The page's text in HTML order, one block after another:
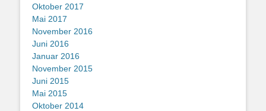
Oktober 2017
Mai 2017
November 2016
Juni 2016
Januar 2016
November 2015
Juni 2015
Mai 2015
Oktober 2014